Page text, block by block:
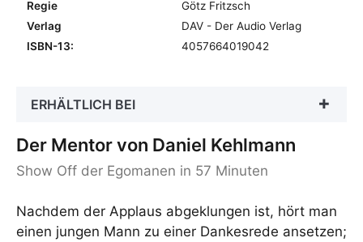
Regie
Götz Fritzsch
Verlag
DAV - Der Audio Verlag
ISBN-13:
4057664019042
ERHÄLTLICH BEI
Der Mentor von Daniel Kehlmann
Show Off der Egomanen in 57 Minuten
Nachdem der Applaus abgeklungen ist, hört man
einen jungen Mann zu einer Dankesrede ansetzen;